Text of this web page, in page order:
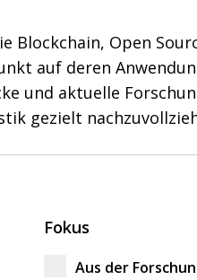
Blockchain, Open
auf deren
und aktuelle
gezielt
Fokus
Aus der